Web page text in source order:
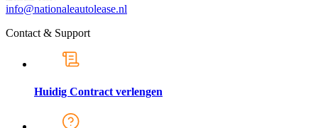
info@nationaleautolease.nl
Contact & Support
Huidig Contract verlengen